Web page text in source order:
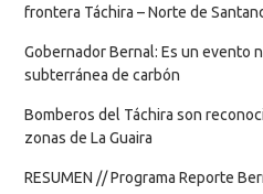
frontera Táchira – Norte de
Gobernador Bernal: Es un evento
subterránea de carbón
Bomberos del Táchira son
zonas de La Guaira
RESUMEN // Programa Reporte